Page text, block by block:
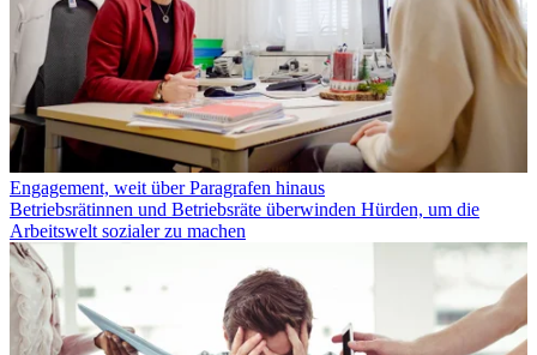
Engagement, weit über Paragrafen hinaus
Betriebsrätinnen und Betriebsräte überwinden Hürden, um die
Arbeitswelt sozialer zu machen